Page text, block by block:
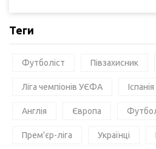
Теги
Футболіст Півзахисник
Ліга чемпіонів УЄФА Іспанія
Англія Європа
Прем'єр-ліга Українці